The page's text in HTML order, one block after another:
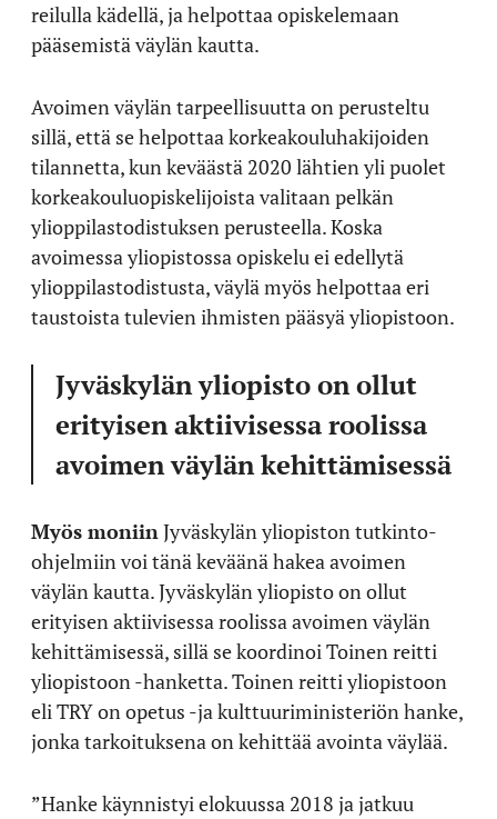
reilulla kädellä, ja helpottaa opiskelemaan
pääsemistä väylän kautta.
Avoimen väylän tarpeellisuutta on perusteltu
sillä, että se helpottaa korkeakouluhakijoiden
tilannetta, kun keväästä 2020 lähtien yli puolet
korkeakouluopiskelijoista valitaan pelkän
ylioppilastodistuksen perusteella. Koska
avoimessa yliopistossa opiskelu ei edellytä
ylioppilastodistusta, väylä myös helpottaa eri
taustoista tulevien ihmisten pääsyä yliopistoon.
Jyväskylän yliopisto on ollut
erityisen aktiivisessa roolissa
avoimen väylän kehittämisessä
Myös moniinJyväskylän yliopiston tutkinto-
ohjelmiin voi tänä keväänä hakea avoimen
väylän kautta. Jyväskylän yliopisto on ollut
erityisen aktiivisessa roolissa avoimen väylän
kehittämisessä, sillä se koordinoi Toinen reitti
yliopistoon -hanketta. Toinen reitti yliopistoon
eli TRY on opetus -ja kulttuuriministeriön hanke,
jonka tarkoituksena on kehittää avointa väylää.
”Hanke käynnistyi elokuussa 2018 ja jatkuu